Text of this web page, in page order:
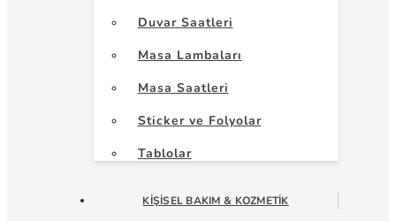
Duvar Saatleri
Masa Lambaları
Masa Saatleri
Sticker ve Folyolar
Tablolar
KIŞISEL BAKIM & KOZMETIK